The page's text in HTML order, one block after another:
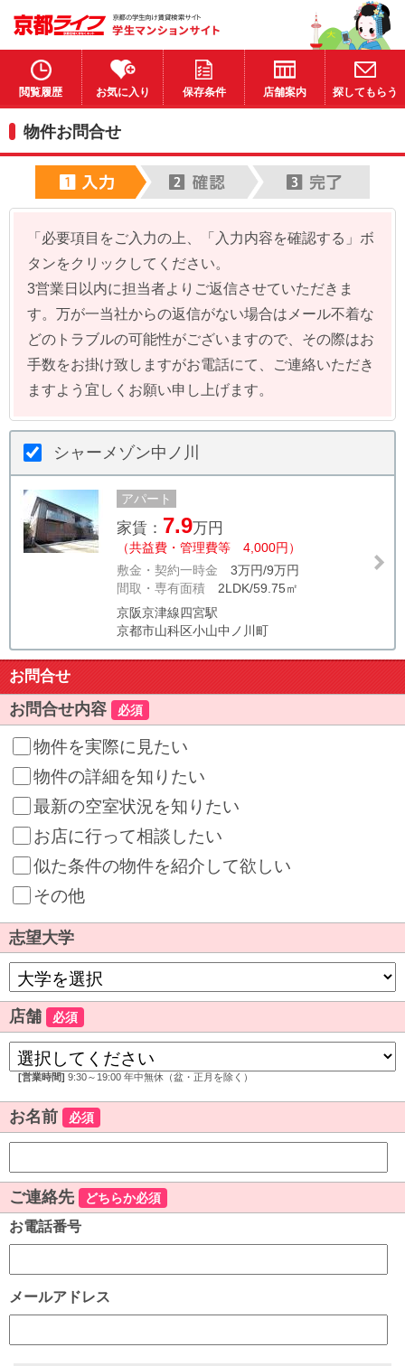
閲覧履歴 お気に入り 保存条件 店舗案内 探してもらう
物件お問合せ
「必要項目をご入力の上、「入力内容を確認する」ボ
タンをクリックしてください。
3営業日以内に担当者よりご返信させていただきま
す。万が一当社からの返信がない場合はメール不着な
どのトラブルの可能性がございますので、その際はお
手数をお掛け致しますがお電話にて、ご連絡いただき
ますよう宜しくお願い申し上げます。
シャーメゾン中ノ川
アパート
家賃： 7.9万円
（共益費・管理費等 4,000円）
敷金・契約一時金 3万円/9万円
間取・専有面積 2LDK/59.75㎡
京阪京津線四宮駅
京都市山科区小山中ノ川町
お問合せ
お問合せ内容 必須
物件を実際に見たい
物件の詳細を知りたい
最新の空室状況を知りたい
お店に行って相談したい
似た条件の物件を紹介して欲しい
その他
志望大学
店舗 必須
[営業時間] 9:30～19:00 年中無休（盆・正月を除く）
お名前 必須
ご連絡先 どちらか必須
お電話番号
メールアドレス